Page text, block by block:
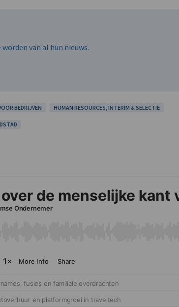
van al hun nieuws.
BEDRIJVEN HUMAN RESOURCES, INTERIM & SELECTIE